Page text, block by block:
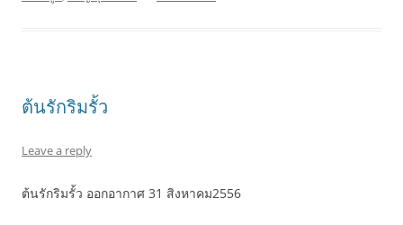
ต้นรักริมรั้ว
Leave a reply
ต้นรักริมรั้ว ออกอากาศ 31 สิงหาคม2556